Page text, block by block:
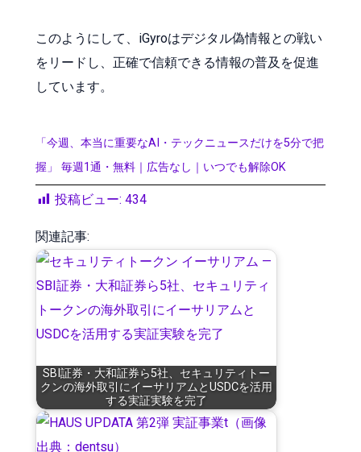
このようにして、iGyroはデジタル偽情報との戦い
をリードし、正確で信頼できる情報の普及を促進
しています。
「今週、本当に重要なAI・テックニュースだけを5分で把
握」 毎週1通・無料｜広告なし｜いつでも解除OK
投稿ビュー: 434
関連記事:
SBI証券・大和証券ら5社、セキュリティトー
クンの海外取引にイーサリアムとUSDCを活用
する実証実験を完了